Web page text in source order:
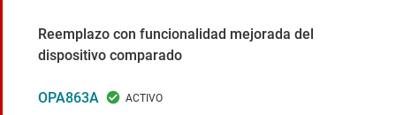
Reemplazo con funcionalidad mejorada del
dispositivo comparado
OPA863A